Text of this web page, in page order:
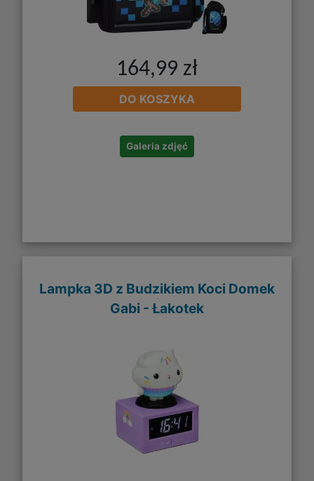
164,99 zł
DO KOSZYKA
Galeria zdjęć
Lampka 3D z Budzikiem Koci Domek
Gabi - Łakotek